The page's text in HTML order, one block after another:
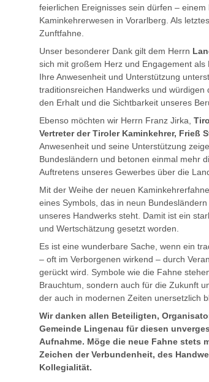
feierlichen Ereignisses sein dürfen –
Kaminkehrerwesen in Vorarlberg. Als
Zunftfahne.
Unser besonderer Dank gilt dem Herrn
sich mit großem Herz und Engagement als
Ihre Anwesenheit und Unterstützung
traditionsreichen Handwerks und
den Erhalt und die Sichtbarkeit unseres
Ebenso möchten wir Herrn Franz Jirka,
Vertreter der Tiroler Kaminkehrer, Frieß
Anwesenheit und seine Unterstützung
Bundesländern und betonen einmal mehr
Auftretens unseres Gewerbes über die
Mit der Weihe der neuen
eines Symbols, das in neun
unseres Handwerks steht. Damit ist ein
und Wertschätzung gesetzt worden.
Es ist eine wunderbare Sache, wenn ein
– oft im Verborgenen wirkend – durch
gerückt wird. Symbole wie die Fahne
Brauchtum, sondern auch für die Zukunft
der auch in modernen Zeiten unersetzlich
Wir danken allen Beteiligten,
Gemeinde Lingenau für diesen
Aufnahme. Möge die neue Fahne stets
Zeichen der Verbundenheit, des
Kollegialität.